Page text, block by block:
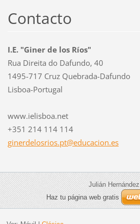
Contacto
I.E. "Giner de los Ríos"
Rua Direita do Dafundo, 40
1495-717 Cruz Quebrada-Dafundo
Lisboa-Portugal
www.ielisboa.net
+351 214 114 114
ginerdelosrios.pt@educacion.es
Julián Hernández
Haz tu página web gratis